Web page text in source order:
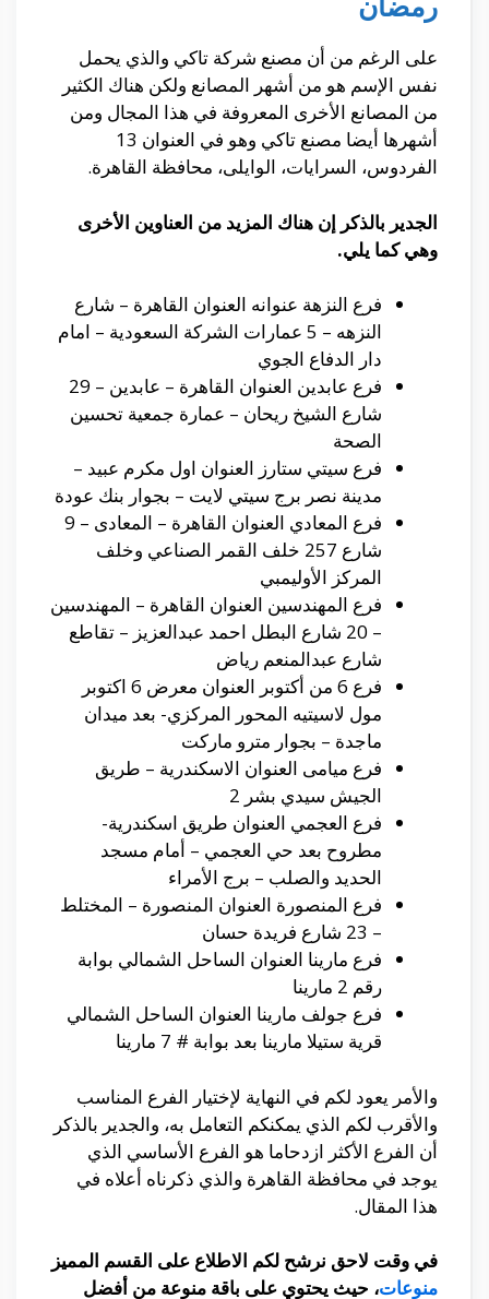
على الرغم من أن مصنع شركة تاكي والذي يحمل
نفس الإسم هو من أشهر المصانع ولكن هناك الكثير
من المصانع الأخرى المعروفة في هذا المجال ومن
أشهرها أيضا مصنع تاكي وهو في العنوان 13
الفردوس، السرايات، الوايلى، محافظة القاهرة‬.
الجدير بالذكر إن هناك المزيد من العناوين الأخرى
وهي كما يلي.
فرع النزهة عنوانه العنوان القاهرة – شارع
النزهه – 5 عمارات الشركة السعودية – امام
دار الدفاع الجوي
فرع عابدين العنوان القاهرة – عابدين – 29
شارع الشيخ ريحان – عمارة جمعية تحسين
الصحة
فرع سيتي ستارز العنوان اول مكرم عبيد –
مدينة نصر برج سيتي لايت – بجوار بنك عودة
فرع المعادي العنوان القاهرة – المعادى – 9
شارع 257 خلف القمر الصناعي وخلف
المركز الأوليمبي
فرع المهندسين العنوان القاهرة – المهندسين
– 20 شارع البطل احمد عبدالعزيز – تقاطع
شارع عبدالمنعم رياض
فرع 6 من أكتوبر العنوان معرض 6 اكتوبر
مول لاسيتيه المحور المركزي- بعد ميدان
ماجدة – بجوار مترو ماركت
فرع ميامى العنوان الاسكندرية – طريق
الجيش سيدي بشر 2
فرع العجمي العنوان طريق اسكندرية-
مطروح بعد حي العجمي – أمام مسجد
الحديد والصلب – برج الأمراء
فرع المنصورة العنوان المنصورة – المختلط
– 23 شارع فريدة حسان
فرع مارينا العنوان الساحل الشمالي بوابة
رقم 2 مارينا
فرع جولف مارينا العنوان الساحل الشمالي
قرية ستيلا مارينا بعد بوابة # 7 مارينا
والأمر يعود لكم في النهاية لإختيار الفرع المناسب
والأقرب لكم الذي يمكنكم التعامل به، والجدير بالذكر
أن الفرع الأكثر ازدحاما هو الفرع الأساسي الذي
يوجد في محافظة القاهرة والذي ذكرناه أعلاه في
هذا المقال.
في وقت لاحق نرشح لكم الاطلاع على القسم المميز
منوعات، حيث يحتوي على باقة منوعة من أفضل